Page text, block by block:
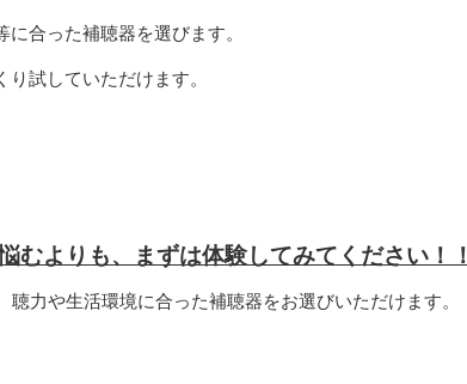
合った補聴器を選びます。
り試していただけます。
むよりも、まずは体験してみてください！！
聴力や生活環境に合った補聴器をお選びいただけます。